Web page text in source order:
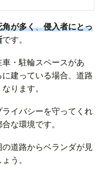
角が多く、侵入者にとっ
です。
・駐輪スペースがあ
建っている場合、道路
ります。
イバシーを守ってくれ
な環境です。
道路からベランダが見
う。